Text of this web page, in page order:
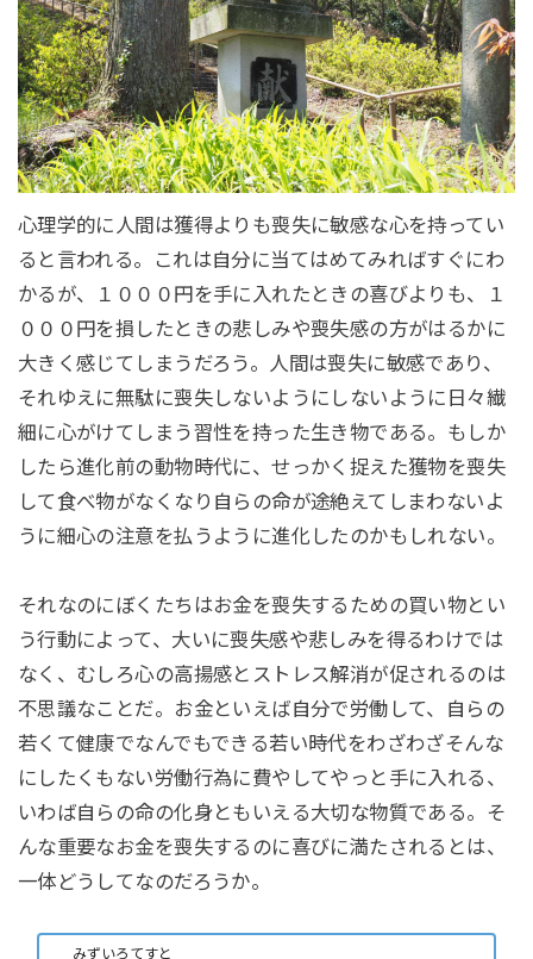
心理学的に人間は獲得よりも喪失に敏感な心を持ってい
ると言われる。これは自分に当てはめてみればすぐにわ
かるが、１０００円を手に入れたときの喜びよりも、１
０００円を損したときの悲しみや喪失感の方がはるかに
大きく感じてしまうだろう。人間は喪失に敏感であり、
それゆえに無駄に喪失しないようにしないように日々繊
細に心がけてしまう習性を持った生き物である。もしか
したら進化前の動物時代に、せっかく捉えた獲物を喪失
して食べ物がなくなり自らの命が途絶えてしまわないよ
うに細心の注意を払うように進化したのかもしれない。
それなのにぼくたちはお金を喪失するための買い物とい
う行動によって、大いに喪失感や悲しみを得るわけでは
なく、むしろ心の高揚感とストレス解消が促されるのは
不思議なことだ。お金といえば自分で労働して、自らの
若くて健康でなんでもできる若い時代をわざわざそんな
にしたくもない労働行為に費やしてやっと手に入れる、
いわば自らの命の化身ともいえる大切な物質である。そ
んな重要なお金を喪失するのに喜びに満たされるとは、
一体どうしてなのだろうか。
みずいろてすと